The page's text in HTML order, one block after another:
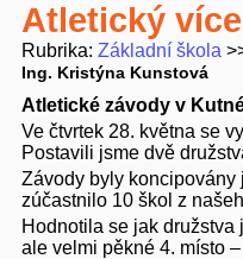
Atletický
Rubrika Základní škola
Ing. Kristýna Kunstová
Atletické závody v
Ve čtvrtek 28. května se
Postavili jsme dvě
Závody byly koncipovány
zúčastnilo 10 škol z
Hodnotila se jak
ale velmi pěkné 4. místo